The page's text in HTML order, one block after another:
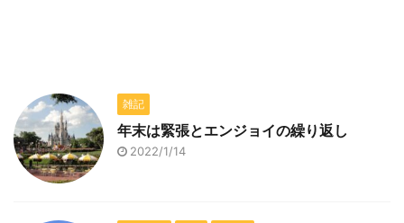
雑記
年末は緊張とエンジョイの繰り返し
2022/1/14